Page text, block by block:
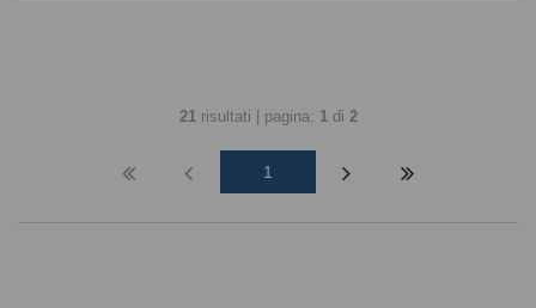
21 risultati | pagina: 1 di 2
1